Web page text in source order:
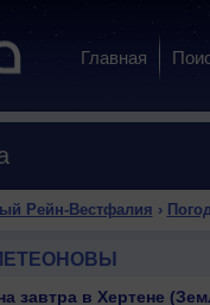
Главная
Рейн-Вестфалия ›